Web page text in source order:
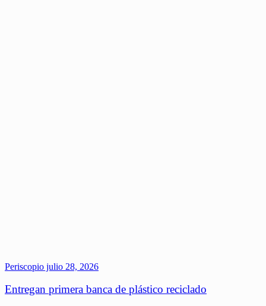
Periscopio julio 28, 2026
Entregan primera banca de plástico reciclado